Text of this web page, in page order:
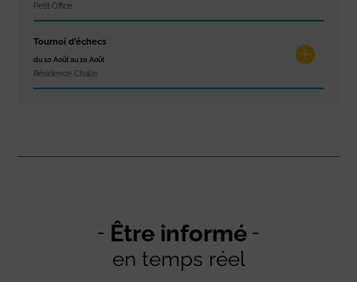
Petit Office
Tournoi d’échecs
du 10 Août au 10 Août
Résidence Challe
Être informé
en temps réel